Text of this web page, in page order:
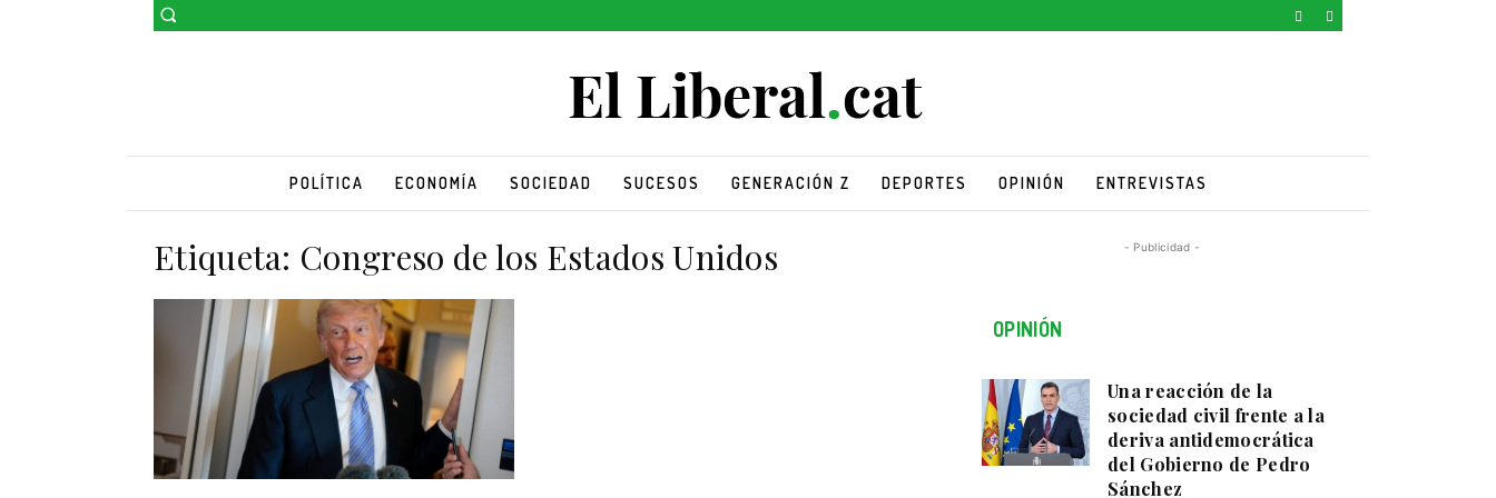
POLÍTICA ECONOMÍA SOCIEDAD SUCESOS GENERACIÓN Z DEPORTES OPINIÓN ENTREVISTAS
Etiqueta: Congreso de los Estados Unidos - Publicidad -
OPINIÓN
Una reacción de la
sociedad civil frente a la
deriva antidemocrática
del Gobierno de Pedro
Sánchez